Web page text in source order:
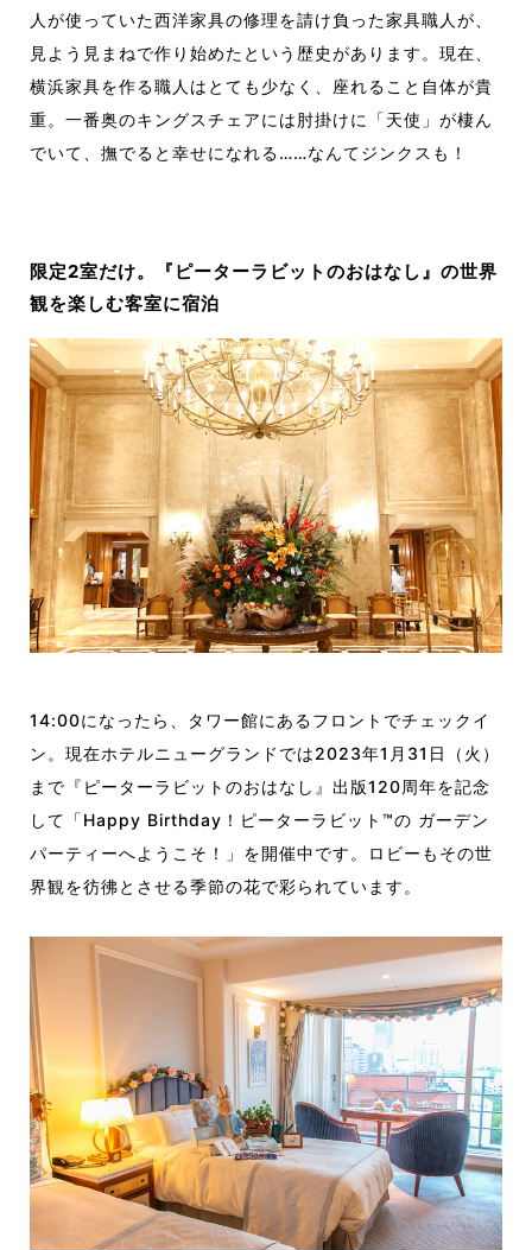
人が使っていた西洋家具の修理を請け負った家具職人が、
見よう見まねで作り始めたという歴史があります。現在、
横浜家具を作る職人はとても少なく、座れること自体が貴
重。一番奥のキングスチェアには肘掛けに「天使」が棲ん
でいて、撫でると幸せになれる……なんてジンクスも！
限定2室だけ。『ピーターラビットのおはなし』の世界
観を楽しむ客室に宿泊
14:00になったら、タワー館にあるフロントでチェックイ
ン。現在ホテルニューグランドでは2023年1月31日（火）
まで『ピーターラビットのおはなし』出版120周年を記念
して「Happy Birthday！ピーターラビット™️の ガーデン
パーティーへようこそ！」を開催中です。ロビーもその世
界観を彷彿とさせる季節の花で彩られています。